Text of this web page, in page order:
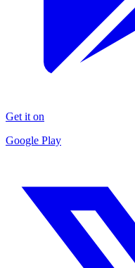
Get it on
Google Play